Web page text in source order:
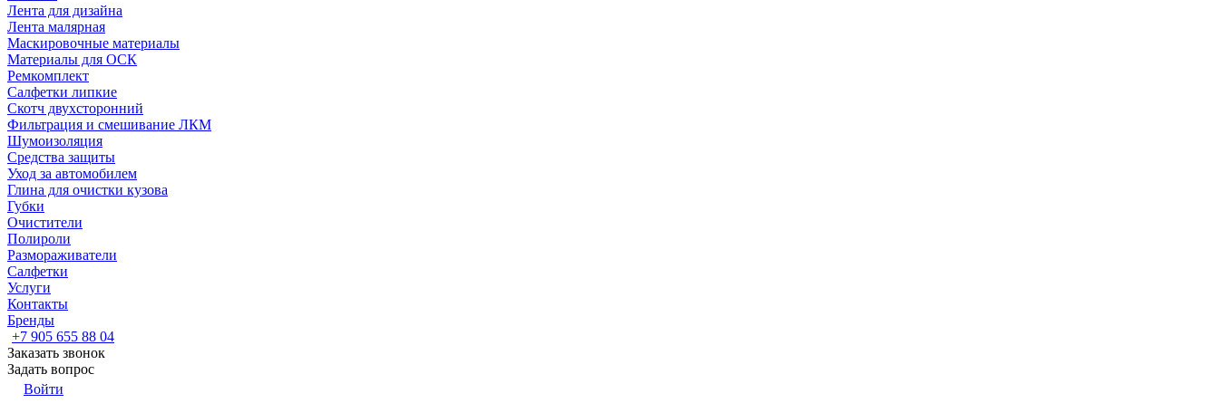
Лента для дизайна
Лента малярная
Маскировочные материалы
Материалы для ОСК
Ремкомплект
Салфетки липкие
Скотч двухсторонний
Фильтрация и смешивание ЛКМ
Шумоизоляция
Средства защиты
Уход за автомобилем
Глина для очистки кузова
Губки
Очистители
Полироли
Размораживатели
Салфетки
Услуги
Контакты
Бренды
+7 905 655 88 04
Заказать звонок
Задать вопрос
Войти